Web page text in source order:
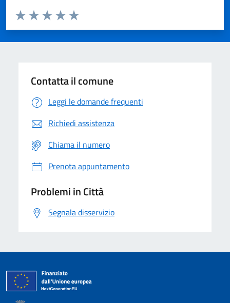
Domanda
Valuta da 1 a 5 stelle la pagina
Valuta 5 stelle su 5
Valuta 4 stelle su 5
Valuta 3 stelle su 5
Valuta 2 stelle su 5
Valuta 1 stelle su 5
Contatta il comune
Leggi le domande frequenti
Richiedi assistenza
Chiama il numero
Prenota appuntamento
Problemi in Città
Segnala disservizio